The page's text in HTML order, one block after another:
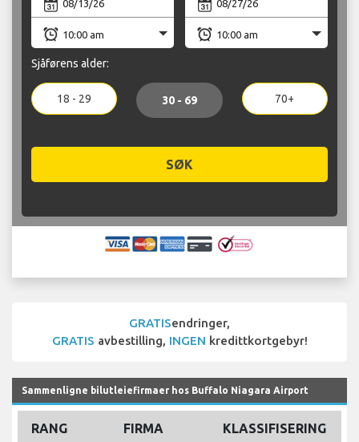
Sjåførens alder:
18 - 29 30 - 69 70+
SØK
GRATISendringer,
GRATIS avbestilling, INGEN kredittkortgebyr!
Sammenligne bilutleiefirmaer hos Buffalo Niagara Airport
RANG FIRMA KLASSIFISERING